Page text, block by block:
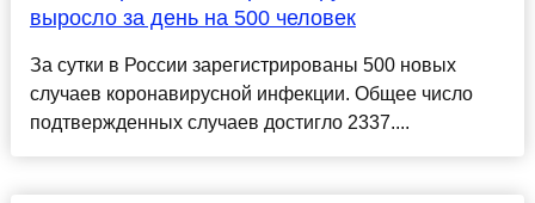
выросло за день на 500 человек
За сутки в России зарегистрированы 500 новых
случаев коронавирусной инфекции. Общее число
подтвержденных случаев достигло 2337....